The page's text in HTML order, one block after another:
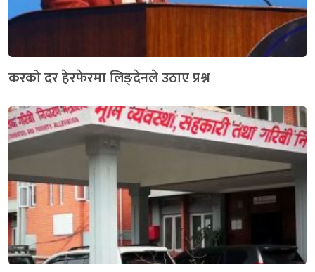
करको दर हेरफेरमा लिङ्देनले उठाए प्रश्न